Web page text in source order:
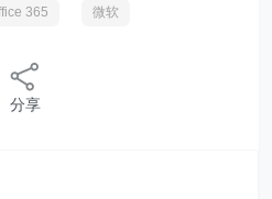
365 微软
分享